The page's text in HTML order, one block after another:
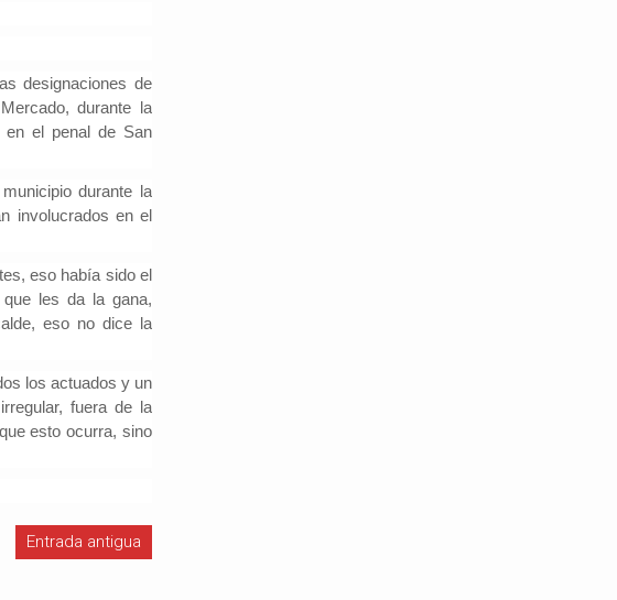
designaciones de
durante la
en el penal de San
durante la
involucrados en el
eso había sido el
les da la gana,
eso no dice la
los actuados y un
fuera de la
esto ocurra, sino
Entrada antigua